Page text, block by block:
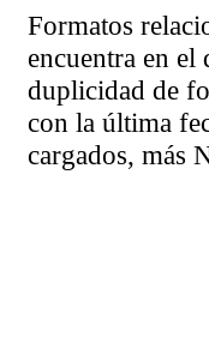
Formatos
encuentra en el
duplicidad de
con la última
cargados, más